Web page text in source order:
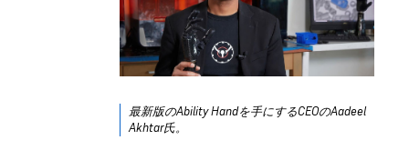
最新版のAbility Handを手にするCEOのAadeel
Akhtar氏。